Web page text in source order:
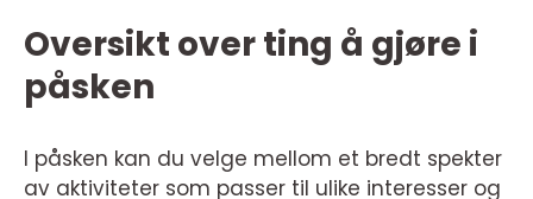
Oversikt over ting å gjøre i
påsken
I påsken kan du velge mellom et bredt spekter
av aktiviteter som passer til ulike interesser og